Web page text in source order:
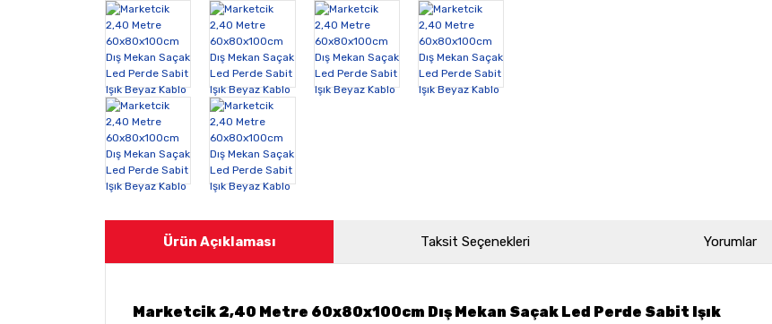
Ürün Açıklaması Taksit Seçenekleri Yorumlar
Marketcik 2,40 Metre 60x80x100cm Dış Mekan Saçak Led Perde Sabit Işık